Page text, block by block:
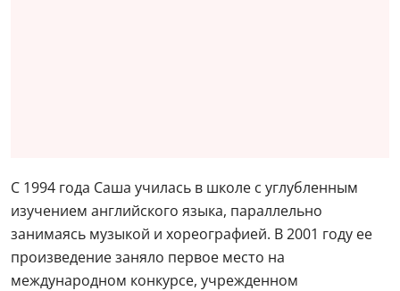
С 1994 года Саша училась в школе с углубленным
изучением английского языка, параллельно
занимаясь музыкой и хореографией. В 2001 году ее
произведение заняло первое место на
международном конкурсе, учрежденном